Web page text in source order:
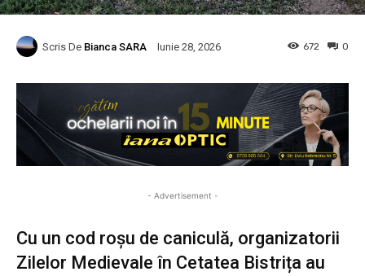
Scris De Bianca SARA Iunie 28, 2026 0
672
- Advertisement -
Cu un cod roșu de caniculă, organizatorii
Zilelor Medievale în Cetatea Bistrița au